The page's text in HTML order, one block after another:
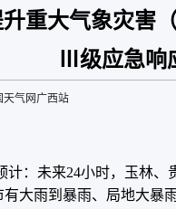
升重大气象灾害
Ⅲ级应急响
天气网广西站
计：未来24小时，玉林
大雨到暴雨、局地大暴